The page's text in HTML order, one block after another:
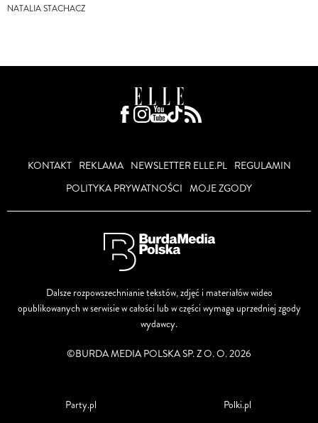
NATALIA STACHACZ
KONTAKT REKLAMA NEWSLETTER ELLE.PL
REGULAMIN
POLITYKA PRYWATNOŚCI MOJE ZGODY
Dalsze rozpowszechnianie tekstów, zdjęć i materiałów wideo
opublikowanych w serwisie w całości lub w części wymaga uprzedniej zgody
wydawcy.
©BURDA MEDIA POLSKA SP. Z O. O. 2026
Party.pl
Polki.pl